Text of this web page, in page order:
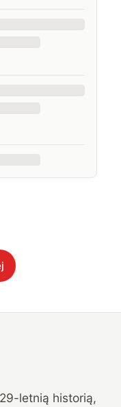
29-letnią historią,